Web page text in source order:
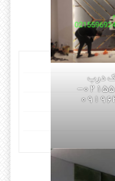
درب
02155969245-